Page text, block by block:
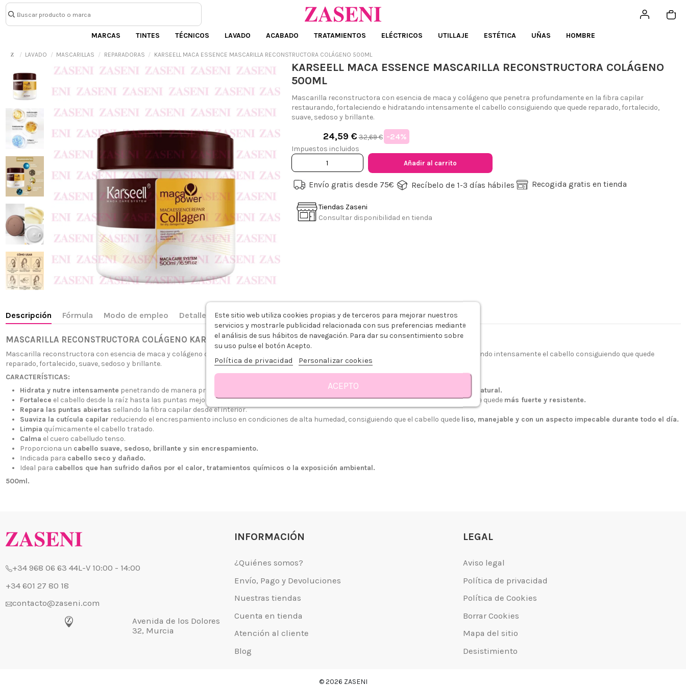
MARCAS TINTES TÉCNICOS LAVADO ACABADO TRATAMIENTOS ELÉCTRICOS UTILLAJE ESTÉTICA UÑAS HOMBRE
LAVADO MASCARILLAS REPARADORAS KARSEELL MACA ESSENCE MASCARILLA RECONSTRUCTORA COLÁGENO 500ML
KARSEELL MACA ESSENCE MASCARILLA RECONSTRUCTORA COLÁGENO
500ML
Mascarilla reconstructora con esencia de maca y colágeno que penetra profundamente en la fibra capilar
restaurando, fortaleciendo e hidratando intensamente el cabello consiguiendo que quede reparado, fortalecido,
suave, sedoso y brillante.
24,59 € 32,69 € -24%
Impuestos incluidos
Añadir al carrito
Envío gratis desde 75€ Recíbelo de 1-3 días hábiles Recogida gratis en tienda
Tiendas Zaseni
Consultar disponibilidad en tienda
Descripción Fórmula Modo de empleo Detalles del producto Sobre KARSEELL Reseñas
MASCARILLA RECONSTRUCTORA COLÁGENO KARSEELL MACA ESSENCE
Mascarilla reconstructora con esencia de maca y colágeno que penetra profundamente en la fibra capilar restaurando, fortaleciendo e hidratando intensamente el cabello consiguiendo que quede
reparado, fortalecido, suave, sedoso y brillante.
CARACTERÍSTICAS:
Hidrata y nutre intensamente penetrando de manera profunda en la fibra capilar para
restaurar la estructura del cabello y su suavidad natural.
Fortalece el cabello desde la raíz hasta las puntas mejorando su resistencia a la rotura y protegiéndolo de futuros daños, consiguiendo que quede más fuerte y resistente.
Repara las puntas abiertas sellando la fibra capilar desde el interior.
Suaviza la cutícula capilar reduciendo el encrespamiento incluso en condiciones de alta humedad, consiguiendo que el cabello quede liso, manejable y con un aspecto impecable durante todo el día.
Limpia químicamente el cabello tratado.
Calma el cuero cabelludo tenso.
Proporciona un cabello suave, sedoso, brillante y sin encrespamiento.
Indicada para cabello seco y dañado.
Ideal para cabellos que han sufrido daños por el calor, tratamientos químicos o la exposición ambiental.
500ml.
+34 968 06 63 44
L-V 10:00 - 14:00
INFORMACIÓN
¿Quiénes somos?
LEGAL
Este sitio web utiliza cookies propias y de terceros para mejorar nuestros
servicios y mostrarle publicidad relacionada con sus preferencias mediante
el análisis de sus hábitos de navegación. Para dar su consentimiento sobre
su uso pulse el botón Acepto.
Política de privacidad Personalizar cookies
ACEPTO
© 2026 ZASENI